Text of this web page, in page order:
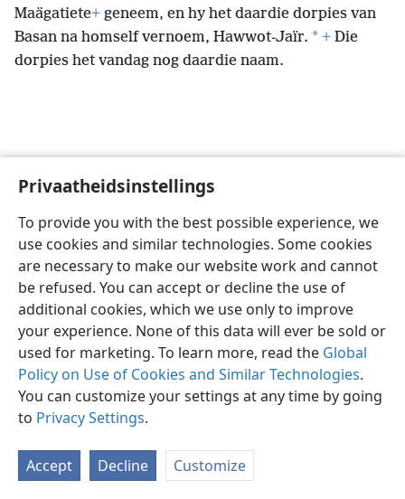
Privaatheidsinstellings
To provide you with the best possible experience, we
use cookies and similar technologies. Some cookies
are necessary to make our website work and cannot
be refused. You can accept or decline the use of
additional cookies, which we use only to improve
your experience. None of this data will ever be sold or
used for marketing. To learn more, read the Global
Policy on Use of Cookies and Similar Technologies.
You can customize your settings at any time by going
to Privacy Settings.
Accept Decline Customize
Maägatiete+ geneem, en hy het daardie dorpies van
Basan na homself vernoem, Hawwot-Jaïr. * + Die
dorpies het vandag nog daardie naam.
Afrikaans Voorkeure
Copyright© 2026 Watch Tower Bible and Tract Society of Pennsylvania
Privaatheidsbeleid
JW.ORG
Meld aan